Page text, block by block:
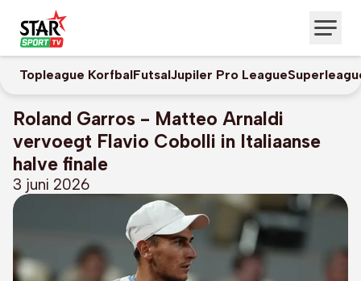
Topleague KorfbalFutsalJupiler Pro League
Roland Garros - Matteo Arnaldi
vervoegt Flavio Cobolli in Italiaanse
halve finale
3 juni 2026